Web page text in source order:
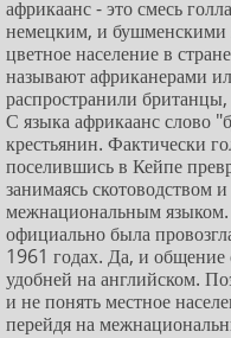
африкаанс - это смесь
немецким, и бушменскими
цветное население в
называют африканерами
распространили
С языка африкаанс слово
крестьянин. Фактически
поселившись в Кейпе
занимаясь скотоводством
межнациональным
официально была
1961 годах. Да, и общение
удобней на английском.
и не понять местное
перейдя на